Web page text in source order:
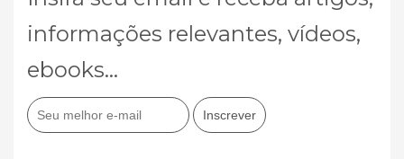
informações relevantes, vídeos,
ebooks...